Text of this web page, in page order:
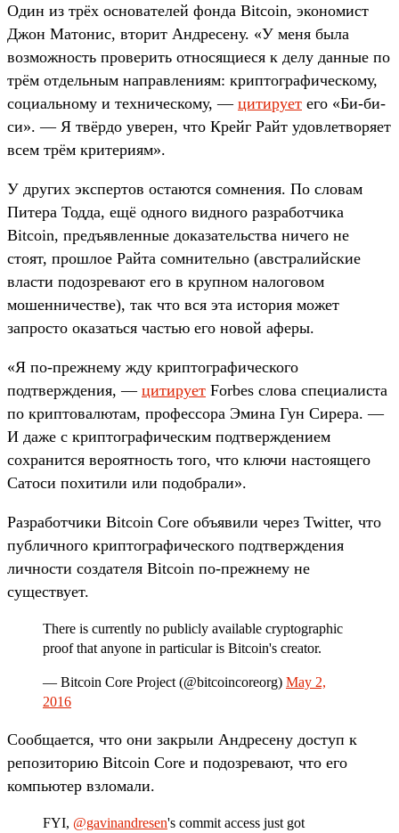
Один из трёх основателей фонда Bitcoin, экономист
Джон Матонис, вторит Андресену. «У меня была
возможность проверить относящиеся к делу данные по
трём отдельным направлениям: криптографическому,
социальному и техническому, — цитирует его «Би-би-
си». — Я твёрдо уверен, что Крейг Райт удовлетворяет
всем трём критериям».
У других экспертов остаются сомнения. По словам
Питера Тодда, ещё одного видного разработчика
Bitcoin, предъявленные доказательства ничего не
стоят, прошлое Райта сомнительно (австралийские
власти подозревают его в крупном налоговом
мошенничестве), так что вся эта история может
запросто оказаться частью его новой аферы.
«Я по-прежнему жду криптографического
подтверждения, — цитирует Forbes слова специалиста
по криптовалютам, профессора Эмина Гун Сирера. —
И даже с криптографическим подтверждением
сохранится вероятность того, что ключи настоящего
Сатоси похитили или подобрали».
Разработчики Bitcoin Core объявили через Twitter, что
публичного криптографического подтверждения
личности создателя Bitcoin по-прежнему не
существует.
There is currently no publicly available cryptographic
proof that anyone in particular is Bitcoin's creator.
— Bitcoin Core Project (@bitcoincoreorg) May 2,
2016
Сообщается, что они закрыли Андресену доступ к
репозиторию Bitcoin Core и подозревают, что его
компьютер взломали.
FYI, @gavinandresen's commit access just got